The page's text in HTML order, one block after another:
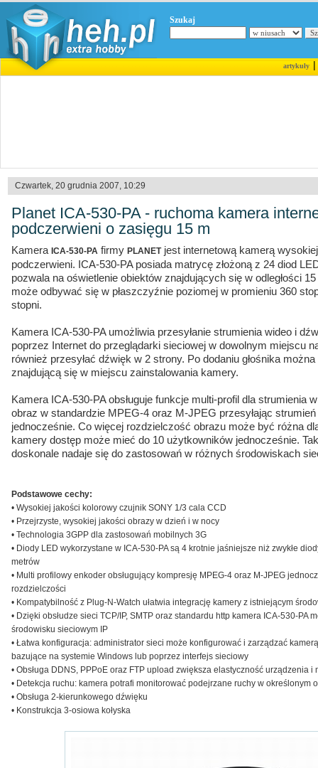
Szukaj
artykuły|
Czwartek, 20 grudnia 2007, 10:29
Planet ICA-530-PA - ruchoma kamera
podczerwieni o zasięgu 15 m
Kamera ICA-530-PA firmy PLANETjest internetową kamerą
podczerwieni. ICA-530-PA posiada matrycę złożoną z 24 diod
pozwala na oświetlenie obiektów znajdujących się w odległości
może odbywać się w płaszczyźnie poziomej w promieniu 360
stopni.
Kamera ICA-530-PA umożliwia przesyłanie strumienia wideo i
poprzez Internet do przeglądarki sieciowej w dowolnym miejscu
również przesyłać dźwięk w 2 strony. Po dodaniu głośnika
znajdującą się w miejscu zainstalowania kamery.
Kamera ICA-530-PA obsługuje funkcje multi-profil dla strumienia
obraz w standardzie MPEG-4 oraz M-JPEG przesyłając
jednocześnie. Co więcej rozdzielczość obrazu może być różna
kamery dostęp może mieć do 10 użytkowników jednocześnie.
doskonale nadaje się do zastosowań w różnych środowiskach
Podstawowe cechy:
• Wysokiej jakości kolorowy czujnik SONY 1/3 cala CCD
• Przejrzyste, wysokiej jakości obrazy w dzień i w nocy
• Technologia 3GPP dla zastosowań mobilnych 3G
• Diody LED wykorzystane w ICA-530-PA są 4 krotnie jaśniejsze niż zwykłe
metrów
• Multi profilowy enkoder obsługujący kompresję MPEG-4 oraz M-JPEG
rozdzielczości
• Kompatybilność z Plug-N-Watch ułatwia integrację kamery z istniejącym
• Dzięki obsłudze sieci TCP/IP, SMTP oraz standardu http kamera ICA-530-PA
środowisku sieciowym IP
• Łatwa konfiguracja: administrator sieci może konfigurować i zarządzać
bazujące na systemie Windows lub poprzez interfejs sieciowy
• Obsługa DDNS, PPPoE oraz FTP upload zwiększa elastyczność urządzenia
• Detekcja ruchu: kamera potrafi monitorować podejrzane ruchy w określonym
• Obsługa 2-kierunkowego dźwięku
• Konstrukcja 3-osiowa kołyska